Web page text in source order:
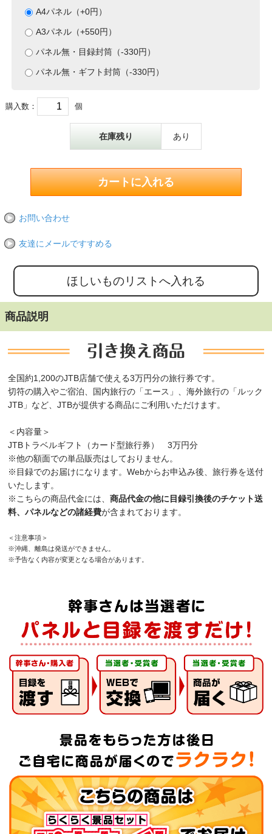
A4パネル（+0円）
A3パネル（+550円）
パネル無・目録封筒（-330円）
パネル無・ギフト封筒（-330円）
購入数： 個
在庫残り あり
お問い合わせ
友達にメールですすめる
商品説明
全国約1,200のJTB店舗で使える3万円分の旅行券です。
切符の購入やご宿泊、国内旅行の「エース」、海外旅行の「ルック
JTB」など、JTBが提供する商品にご利用いただけます。
＜内容量＞
JTBトラベルギフト（カード型旅行券） 3万円分
※他の額面での単品販売はしておりません。
※目録でのお届けになります。Webからお申込み後、旅行券を送付
いたします。
※こちらの商品代金には、商品代金の他に目録引換後のチケット送
料、パネルなどの諸経費が含まれております。
＜注意事項＞
※沖縄、離島は発送ができません。
※予告なく内容が変更となる場合があります。